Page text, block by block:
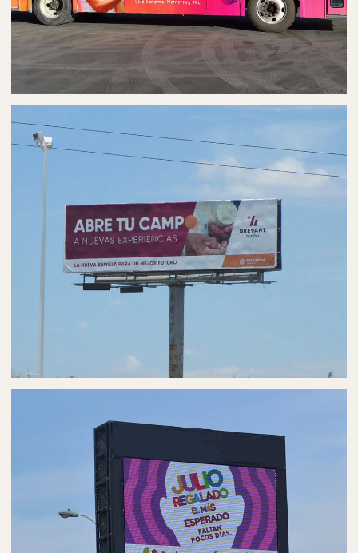
PUBLICIDAD EN AUTOBUSES
ESPECTACULARES EN COLIMA